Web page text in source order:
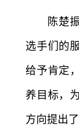
陈楚
选手们的
给予肯定
养目标，
方向提出